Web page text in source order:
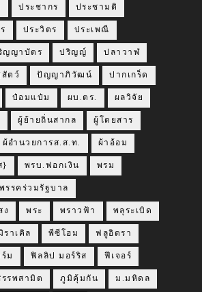
ประชากร ประชามติ
ประวิตร ประเพณี
ญญาบัตร ปริญญ์ ปลาวาฬ
ตว์ ปัญญาภิวัฒน์ ปากเกร็ด
ป๋อมแป๋ม ผบ.ตร. ผลวิจัย
ผู้ย้ายถิ่นสากล ผู้โดยสาร
ผ้อำนวยการส.ส.ท. ผ้าอ้อม
} พรบ.ฟอกเงิน พรม
พรรคร่วมรัฐบาล
ง พระ พราวฟ้า พลุระเบิด
ราเคิล พีซีโฮม ฟลูอิดรา
ม ฟิลลิป มอร์ริส ฟีเจอร์
รพสามิต ภูมิคุ้มกัน ม.มหิดล